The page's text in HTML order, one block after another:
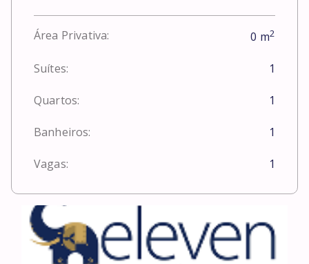
Área Privativa: 0 m2
Suítes: 1
Quartos: 1
Banheiros: 1
Vagas: 1